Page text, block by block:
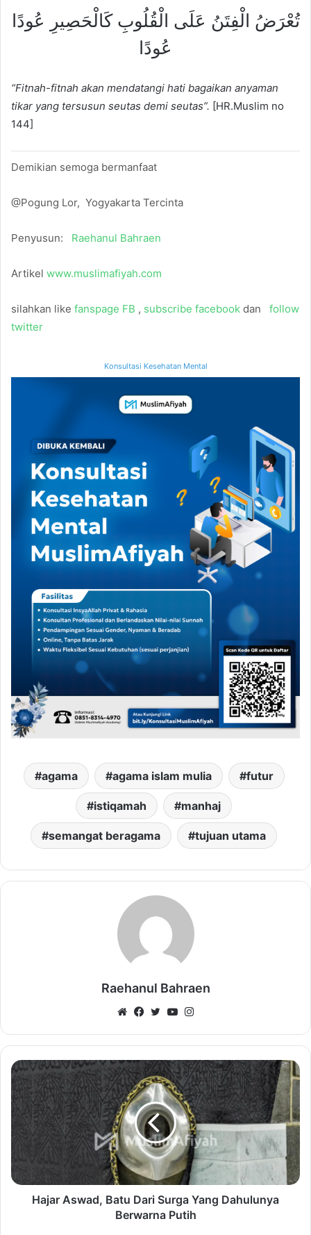
تُعْرَضُ الْفِتَنُ عَلَى الْقُلُوبِ كَالْحَصِيرِ عُودًا
عُودًا
“Fitnah-fitnah akan mendatangi hati bagaikan anyaman
tikar yang tersusun seutas demi seutas”. [HR.Muslim no
144]
Demikian semoga bermanfaat
@Pogung Lor, Yogyakarta Tercinta
Penyusun: Raehanul Bahraen
Artikel www.muslimafiyah.com
silahkan like fanspage FB , subscribe facebook dan
follow
twitter
Konsultasi Kesehatan Mental
agama agama islam mulia futur
istiqamah manhaj
semangat beragama tujuan utama
Raehanul Bahraen
WebsiteFacebook
TwitterYouTube
Hajar Aswad, Batu Dari Surga Yang Dahulunya
Berwarna Putih